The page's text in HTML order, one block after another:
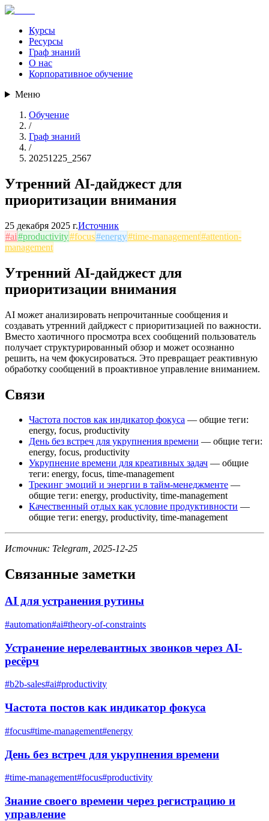
Курсы
Ресурсы
Граф знаний
О нас
Корпоративное обучение
Меню
Обучение
/
Граф знаний
/
20251225_2567
Утренний AI-дайджест для
приоритизации внимания
25 декабря 2025 г.Источник
#ai#productivity#focus#energy#time-management#attention-
management
Утренний AI-дайджест для
приоритизации внимания
AI может анализировать непрочитанные сообщения и
создавать утренний дайджест с приоритизацией по важности.
Вместо хаотичного просмотра всех сообщений пользователь
получает структурированный обзор и может осознанно
решить, на чем фокусироваться. Это превращает реактивную
обработку сообщений в проактивное управление вниманием.
Связи
Частота постов как индикатор фокуса — общие теги:
energy, focus, productivity
День без встреч для укрупнения времени — общие теги:
energy, focus, productivity
Укрупнение времени для креативных задач — общие
теги: energy, focus, time-management
Трекинг эмоций и энергии в тайм-менеджменте —
общие теги: energy, productivity, time-management
Качественный отдых как условие продуктивности —
общие теги: energy, productivity, time-management
Источник: Telegram, 2025-12-25
Связанные заметки
AI для устранения рутины
#automation#ai#theory-of-constraints
Устранение нерелевантных звонков через AI-
ресёрч
#b2b-sales#ai#productivity
Частота постов как индикатор фокуса
#focus#time-management#energy
День без встреч для укрупнения времени
#time-management#focus#productivity
Знание своего времени через регистрацию и
управление